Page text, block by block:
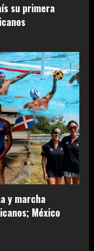
su primera
y marcha
México